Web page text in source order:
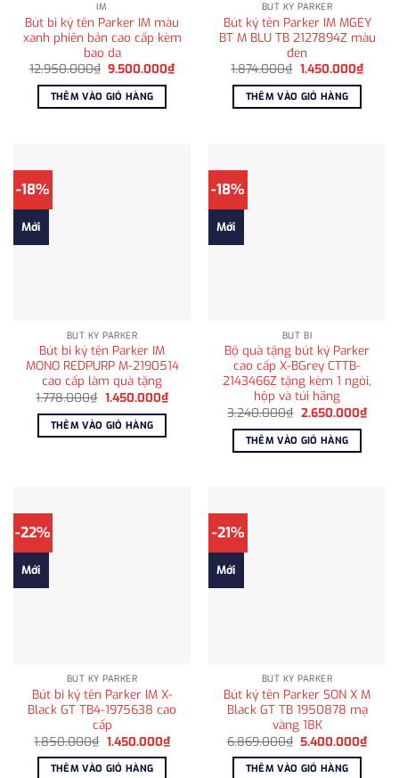
IM
Bút bi ký tên Parker IM màu
xanh phiên bản cao cấp kèm
bao da
12.950.000₫ Giá
là:
12.950.000₫.
9.500.000₫Giá
hiện
9.500.000₫.
THÊM VÀO GIỎ HÀNG
BÚT KÝ PARKER
Bút ký tên Parker IM MGEY
BT M BLU TB 2127894Z màu
đen
1.874.000₫ Giá
là:
1.874.000₫.
1.450.000₫Giá
hiện
THÊM VÀO GIỎ HÀNG
-18%
Mới
BÚT KÝ PARKER
Bút bi ký tên Parker IM
MONO REDPURP M-2190514
cao cấp làm quà tặng
1.778.000₫ Giá
là:
1.778.000₫.
1.450.000₫Giá
hiện
THÊM VÀO GIỎ HÀNG
-18%
Mới
BÚT BI
Bộ quà tặng bút ký Parker
cao cấp X-BGrey CTTB-
2143466Z tặng kèm 1 ngòi,
hộp và túi hãng
3.240.000₫ Giá
là:
3.240.000₫.
2.650.000₫Giá
hiện
THÊM VÀO GIỎ HÀNG
-22%
Mới
BÚT KÝ PARKER
Bút bi ký tên Parker IM X-
Black GT TB4-1975638 cao
cấp
1.850.000₫ Giá
là:
1.450.000₫Giá
hiện
THÊM VÀO GIỎ HÀNG
-21%
Mới
BÚT KÝ PARKER
Bút ký tên Parker SON X M
Black GT TB 1950878 mạ
vàng 18K
6.869.000₫ Giá
là:
5.400.000₫Giá
hiện
THÊM VÀO GIỎ HÀNG